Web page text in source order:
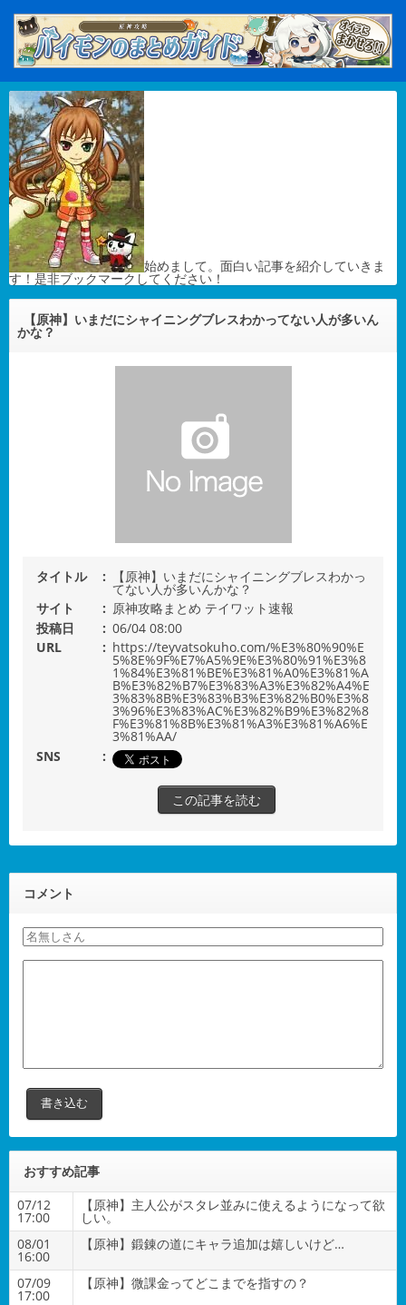
始めまして。面白い記事を紹介していきま
す！是非ブックマークしてください！
【原神】いまだにシャイニングブレスわかってない人が多いん
かな？
タイトル 【原神】いまだにシャイニングブレスわかっ
てない人が多いんかな？
サイト
原神攻略まとめ テイワット速報
投稿日
06/04 08:00
URL
https://teyvatsokuho.com/%E3%80%90%E
5%8E%9F%E7%A5%9E%E3%80%91%E3%8
1%84%E3%81%BE%E3%81%A0%E3%81%A
B%E3%82%B7%E3%83%A3%E3%82%A4%E
3%83%8B%E3%83%B3%E3%82%B0%E3%8
3%96%E3%83%AC%E3%82%B9%E3%82%8
F%E3%81%8B%E3%81%A3%E3%81%A6%E
3%81%AA/
SNS
この記事を読む
コメント
おすすめ記事
07/12
17:00
【原神】主人公がスタレ並みに使えるようになって欲
しい。
08/01
16:00
【原神】鍛錬の道にキャラ追加は嬉しいけど…
07/09
17:00
【原神】微課金ってどこまでを指すの？